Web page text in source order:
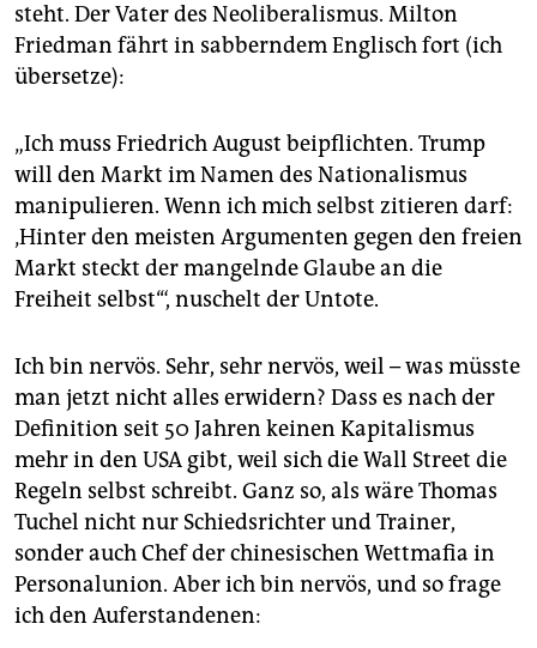
steht. Der Vater des Neoliberalismus. Milton
Friedman fährt in sabberndem Englisch fort (ich
übersetze):
„Ich muss Friedrich August beipflichten. Trump
will den Markt im Namen des Nationalismus
manipulieren. Wenn ich mich selbst zitieren darf:
‚Hinter den meisten Argumenten gegen den freien
Markt steckt der mangelnde Glaube an die
Freiheit selbst‘“, nuschelt der Untote.
Ich bin nervös. Sehr, sehr nervös, weil – was müsste
man jetzt nicht alles erwidern? Dass es nach der
Definition seit 50 Jahren keinen Kapitalismus
mehr in den USA gibt, weil sich die Wall Street die
Regeln selbst schreibt. Ganz so, als wäre Thomas
Tuchel nicht nur Schiedsrichter und Trainer,
sonder auch Chef der chinesischen Wettmafia in
Personalunion. Aber ich bin nervös, und so frage
ich den Auferstandenen: